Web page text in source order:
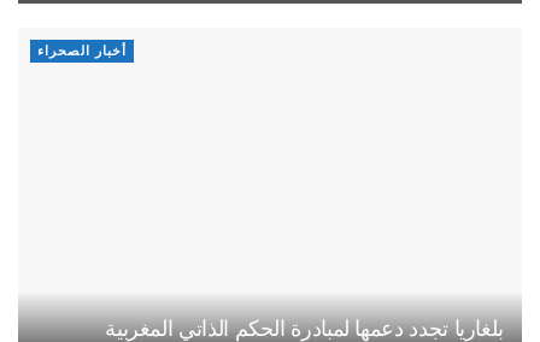
أخبار الصحراء
بلغاريا تجدد دعمها لمبادرة الحكم الذاتي المغربية